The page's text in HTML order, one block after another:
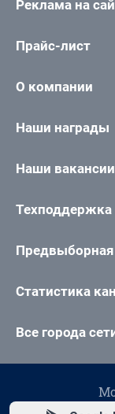
Реклама на
Прайс-лист
О компании
Наши награды
Наши вакансии
Техподдержка
Предвыборная
Статистика
Все города